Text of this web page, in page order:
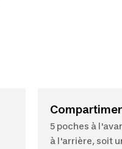
5 poches à
à l'arrière, soit